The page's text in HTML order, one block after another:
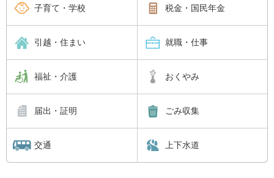
子育て・学校 税金・国民年金
引越・住まい 就職・仕事
福祉・介護 おくやみ
届出・証明 ごみ収集
交通 上下水道